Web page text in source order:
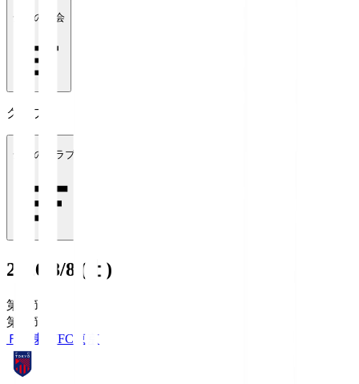
全ての大会
クラブ
全てのクラブ
2026/8/8 (土)
第1節
第1節
ＦＣ東京FC東京